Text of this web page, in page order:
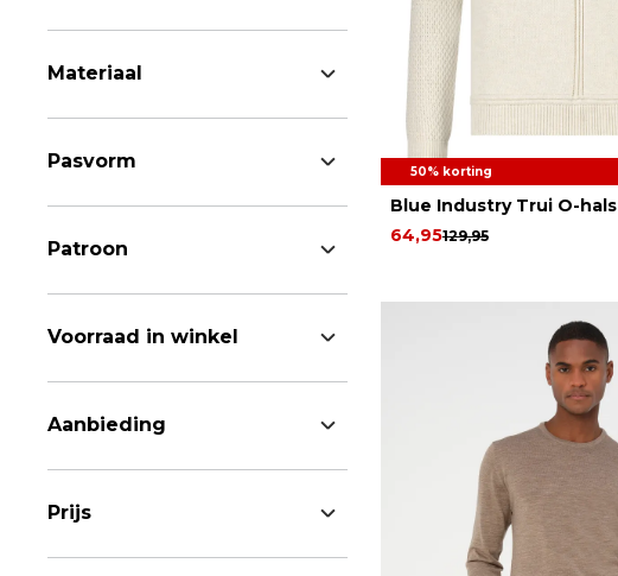
Materiaal
Pasvorm
Patroon
Voorraad in winkel
Aanbieding
Prijs
50% korting
Blue Industry Trui O-hals
129,95
64,95